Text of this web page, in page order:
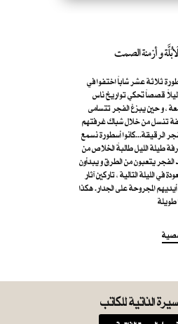
و أزمنة الصمت
ثلاثة عشر شاباً اختفوا في
قصصاً تحكي تواريخ ناس
، و حين يبزغ الفجر تتسامى
تنسل من خلال شباك غرفتهم
الرقيقة...كانوا أسطورة نسمع
طيلة الليل طالبةً الخلاص من
يتعبون من الطرق و يبدأون
في الليلة التالية ، تاركين آثار
المجروحة على الجدار. هكذا
الذاتية للكاتب